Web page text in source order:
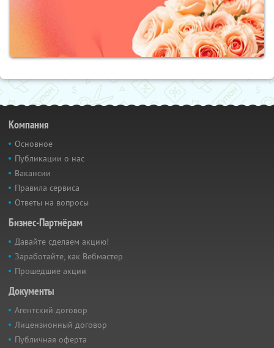
Компания
Основное
Публикации о нас
Вакансии
Правила сервиса
Ответы на вопросы
Бизнес-Партнёрам
Давайте сделаем акцию!
Заработайте, как Вебмастер
Прошедшие акции
Документы
Агентский договор
Лицензионный договор
Публичная оферта